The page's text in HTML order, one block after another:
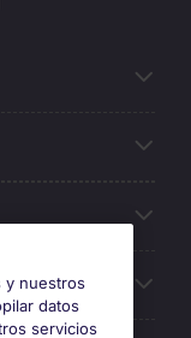
y nuestros
datos
servicios